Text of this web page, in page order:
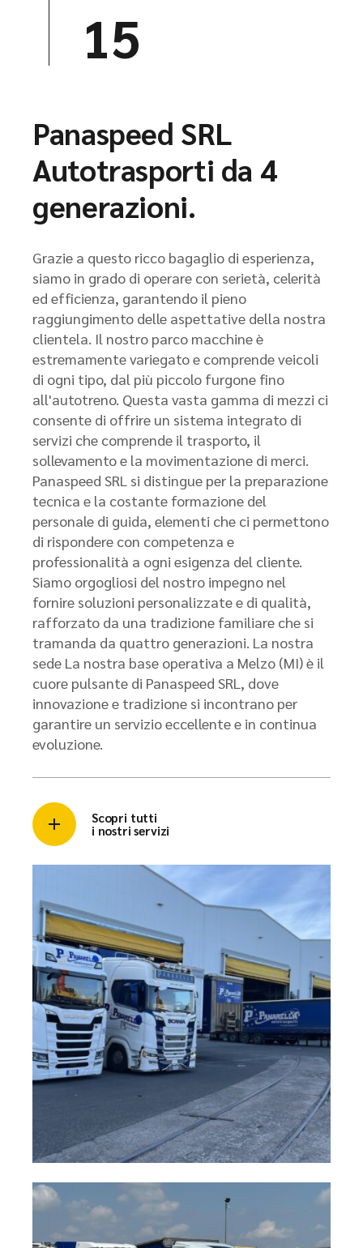
15
Panaspeed SRL
Autotrasporti da 4
generazioni.
Grazie a questo ricco bagaglio di esperienza,
siamo in grado di operare con serietà, celerità
ed efficienza, garantendo il pieno
raggiungimento delle aspettative della nostra
clientela. Il nostro parco macchine è
estremamente variegato e comprende veicoli
di ogni tipo, dal più piccolo furgone fino
all'autotreno. Questa vasta gamma di mezzi ci
consente di offrire un sistema integrato di
servizi che comprende il trasporto, il
sollevamento e la movimentazione di merci.
Panaspeed SRL si distingue per la preparazione
tecnica e la costante formazione del
personale di guida, elementi che ci permettono
di rispondere con competenza e
professionalità a ogni esigenza del cliente.
Siamo orgogliosi del nostro impegno nel
fornire soluzioni personalizzate e di qualità,
rafforzato da una tradizione familiare che si
tramanda da quattro generazioni. La nostra
sede La nostra base operativa a Melzo (MI) è il
cuore pulsante di Panaspeed SRL, dove
innovazione e tradizione si incontrano per
garantire un servizio eccellente e in continua
evoluzione.
Scopri tutti
i nostri servizi